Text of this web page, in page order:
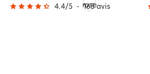
4.4/5 - 165avis